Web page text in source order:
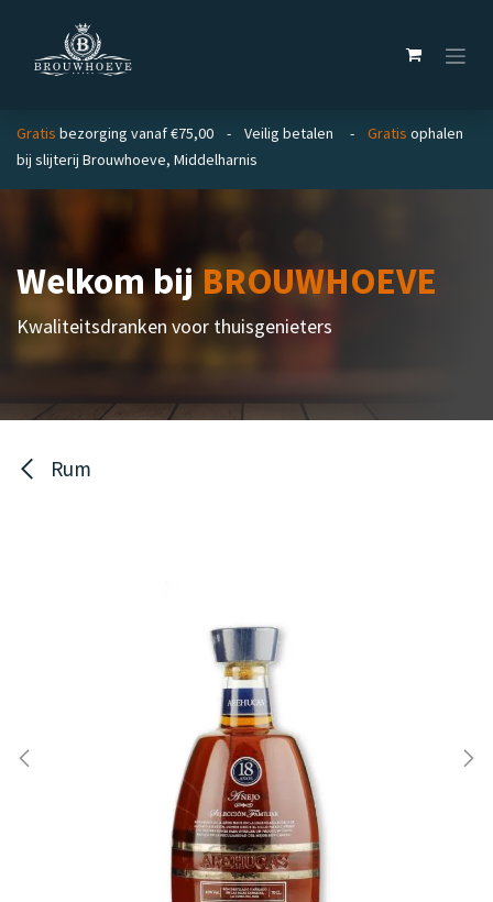
Gratis bezorging vanaf €75,00 - Veilig betalen - Gratis ophalen
bij slijterij Brouwhoeve, Middelharnis
Welkom bijBROUWHOEVE
Kwaliteitsdranken voor thuisgenieters
Rum